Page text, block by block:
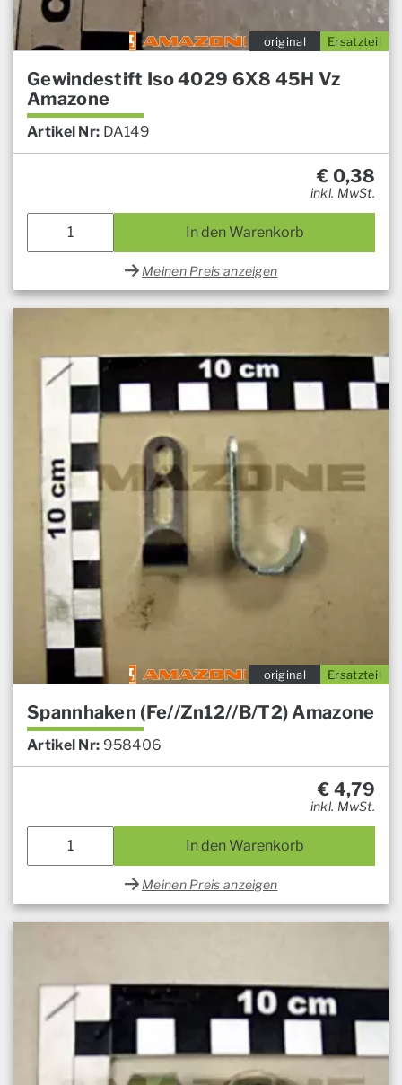
Ersatzteil
original
Gewindestift Iso 4029 6X8 45H Vz
Amazone
Artikel Nr: DA149
€ 0,38
inkl. MwSt.
In den Warenkorb
Meinen Preis anzeigen
Ersatzteil
original
Spannhaken (Fe//Zn12//B/T2) Amazone
Artikel Nr: 958406
€ 4,79
inkl. MwSt.
In den Warenkorb
Meinen Preis anzeigen